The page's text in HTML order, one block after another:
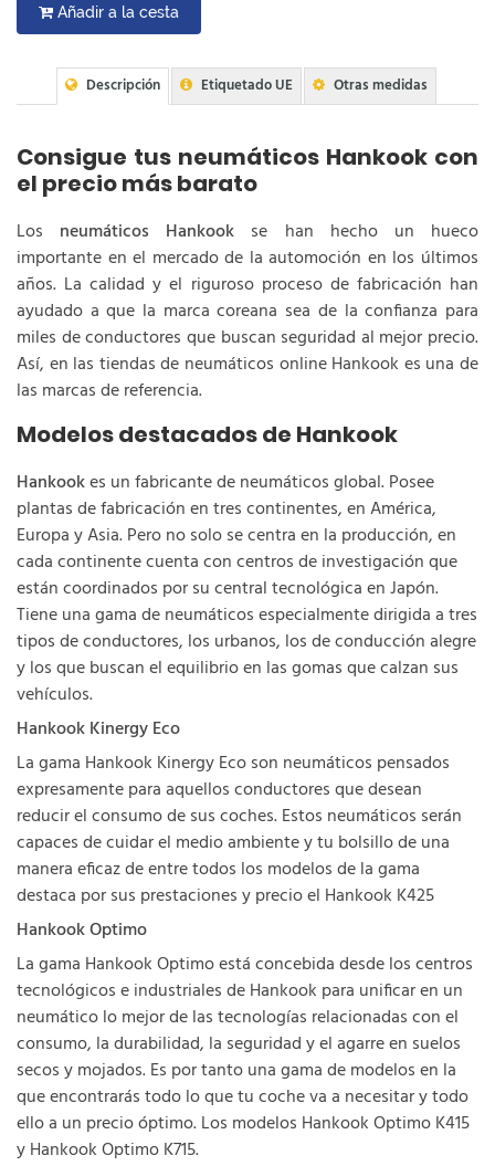
Añadir a la cesta
Descripción Etiquetado UE Otras medidas
Consigue tus neumáticos Hankook con
el precio más barato
Los neumáticos Hankook se han hecho un hueco
importante en el mercado de la automoción en los últimos
años. La calidad y el riguroso proceso de fabricación han
ayudado a que la marca coreana sea de la confianza para
miles de conductores que buscan seguridad al mejor precio.
Así, en las tiendas de neumáticos online Hankook es una de
las marcas de referencia.
Modelos destacados de Hankook
Hankookes un fabricante de neumáticos global. Posee
plantas de fabricación en tres continentes, en América,
Europa y Asia. Pero no solo se centra en la producción, en
cada continente cuenta con centros de investigación que
están coordinados por su central tecnológica en Japón.
Tiene una gama de neumáticos especialmente dirigida a tres
tipos de conductores, los urbanos, los de conducción alegre
y los que buscan el equilibrio en las gomas que calzan sus
vehículos.
Hankook Kinergy Eco
La gama Hankook Kinergy Eco son neumáticos pensados
expresamente para aquellos conductores que desean
reducir el consumo de sus coches. Estos neumáticos serán
capaces de cuidar el medio ambiente y tu bolsillo de una
manera eficaz de entre todos los modelos de la gama
destaca por sus prestaciones y precio el Hankook K425
Hankook Optimo
La gama Hankook Optimo está concebida desde los centros
tecnológicos e industriales de Hankook para unificar en un
neumático lo mejor de las tecnologías relacionadas con el
consumo, la durabilidad, la seguridad y el agarre en suelos
secos y mojados. Es por tanto una gama de modelos en la
que encontrarás todo lo que tu coche va a necesitar y todo
ello a un precio óptimo. Los modelos Hankook Optimo K415
y Hankook Optimo K715.